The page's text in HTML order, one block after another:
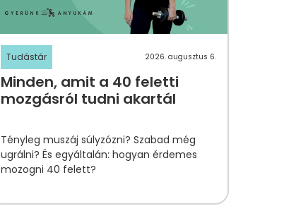
Tudástár 2026. augusztus 6.
Minden, amit a 40 feletti
mozgásról tudni akartál
Tényleg muszáj súlyzózni? Szabad még
ugrálni? És egyáltalán: hogyan érdemes
mozogni 40 felett?